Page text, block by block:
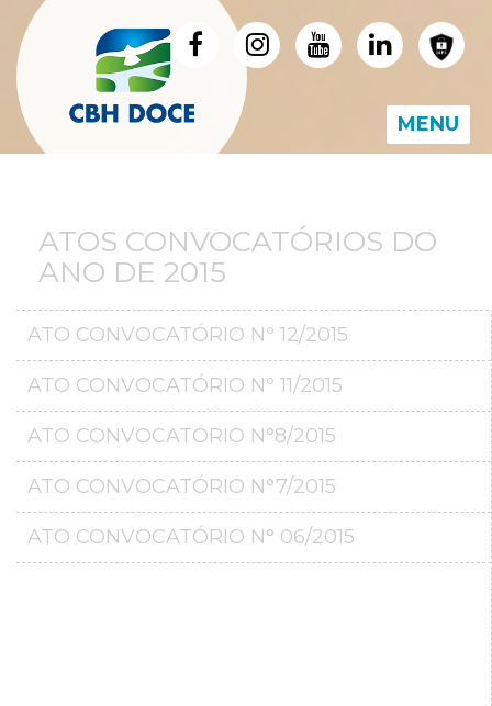
MENU
ATOS CONVOCATÓRIOS DO
ANO DE 2015
ATO CONVOCATÓRIO Nº 12/2015
ATO CONVOCATÓRIO Nº 11/2015
ATO CONVOCATÓRIO N°8/2015
ATO CONVOCATÓRIO N°7/2015
ATO CONVOCATÓRIO N° 06/2015